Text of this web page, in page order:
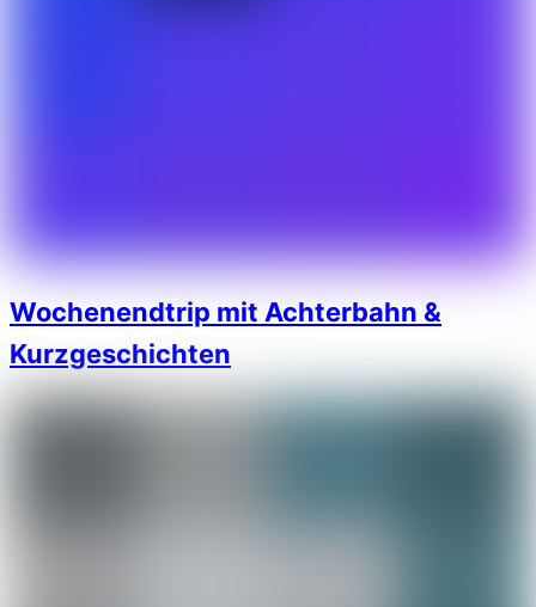
Wochenendtrip mit Achterbahn &
Kurzgeschichten